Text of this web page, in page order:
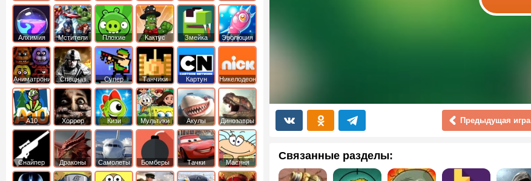
Предыдущая игра
Связанные разделы:
ест
машину
оружие
рыбку
машин
Алхимия Мстители
Плохие
свинки
Кактус
маккой
Змейка Эволюция
Аниматроники Спецназ
Супер
бойцы
Танчики
Картун
нетворк
Никелодеон
А10 Хоррор Кизи Мультики Акулы Динозавры
Снайпер Драконы Самолеты Бомберы Тачки Масяня